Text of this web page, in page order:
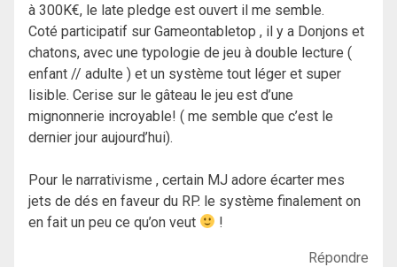
à 300K€, le late pledge est ouvert il me semble.
Coté participatif sur Gameontabletop , il y a Donjons et
chatons, avec une typologie de jeu à double lecture (
enfant // adulte ) et un système tout léger et super
lisible. Cerise sur le gâteau le jeu est d’une
mignonnerie incroyable! ( me semble que c’est le
dernier jour aujourd’hui).
Pour le narrativisme , certain MJ adore écarter mes
jets de dés en faveur du RP. le système finalement on
en fait un peu ce qu’on veut
!
Répondre